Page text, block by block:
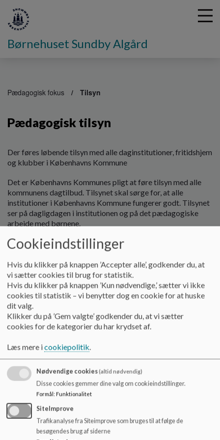
Børnehuset Sundby Algård
Pædagogisk fokus Tilsyn
Pædagogisk tilsyn
Der føres løbende tilsyn med alle daginstitutioner, fritidshjem
og klubber i Københavns Kommune
Det er Københavns Kommunes pligt at føre tilsyn med alle
kommunens dagtilbud. Tilsynet skal sørge for, at alle
institutioner i Københavns Kommune fungerer godt. Tilsynet
ser på dagligdagen i institutionen og på det pædagogiske
arbejde med børnene.
Det pædagogiske tilsyn gennemføres af en pædagogisk
konsulent fra Børne- og Ungdomsforvaltningen.
Tilsynet udføres løbende og via et årligt besøg
I Københavns Kommune gennemføres det pædagogiske
tilsyn både løbende via de pædagogiske konsulenters
samarbejde med dagtilbuddene og i form af ét årligt formelt
tilsynsbesøg.
Observation af det daglige arbejde med børnene.
Dialogmøde med leder og repræsentanter for medarbejdere
og forældre.
En tilsynsrapport.
Du kan læse vores nyeste tilsynsrapport
Har du spørgsmål til tilsynsrapporten, er du velkommen til at
Cookieindstillinger
Hvis du klikker på knappen ’Accepter alle’, godkender du, at
vi sætter cookies til brug for statistik.
Hvis du klikker på knappen ’Kun nødvendige,’ sætter vi ikke
cookies til statistik – vi benytter dog en cookie for at huske
dit valg.
Klikker du på ’Gem valgte’ godkender du, at vi sætter
cookies for de kategorier du har krydset af.
Læs mere icookiepolitik.
Nødvendige cookies(altid nødvendig)
Disse cookies gemmer dine valg om cookieindstillinger.
Formål: Funktionalitet
SiteImprove
Trafikanalyse fra Siteimprove som bruges til at følge de
besøgendes brug af siderne